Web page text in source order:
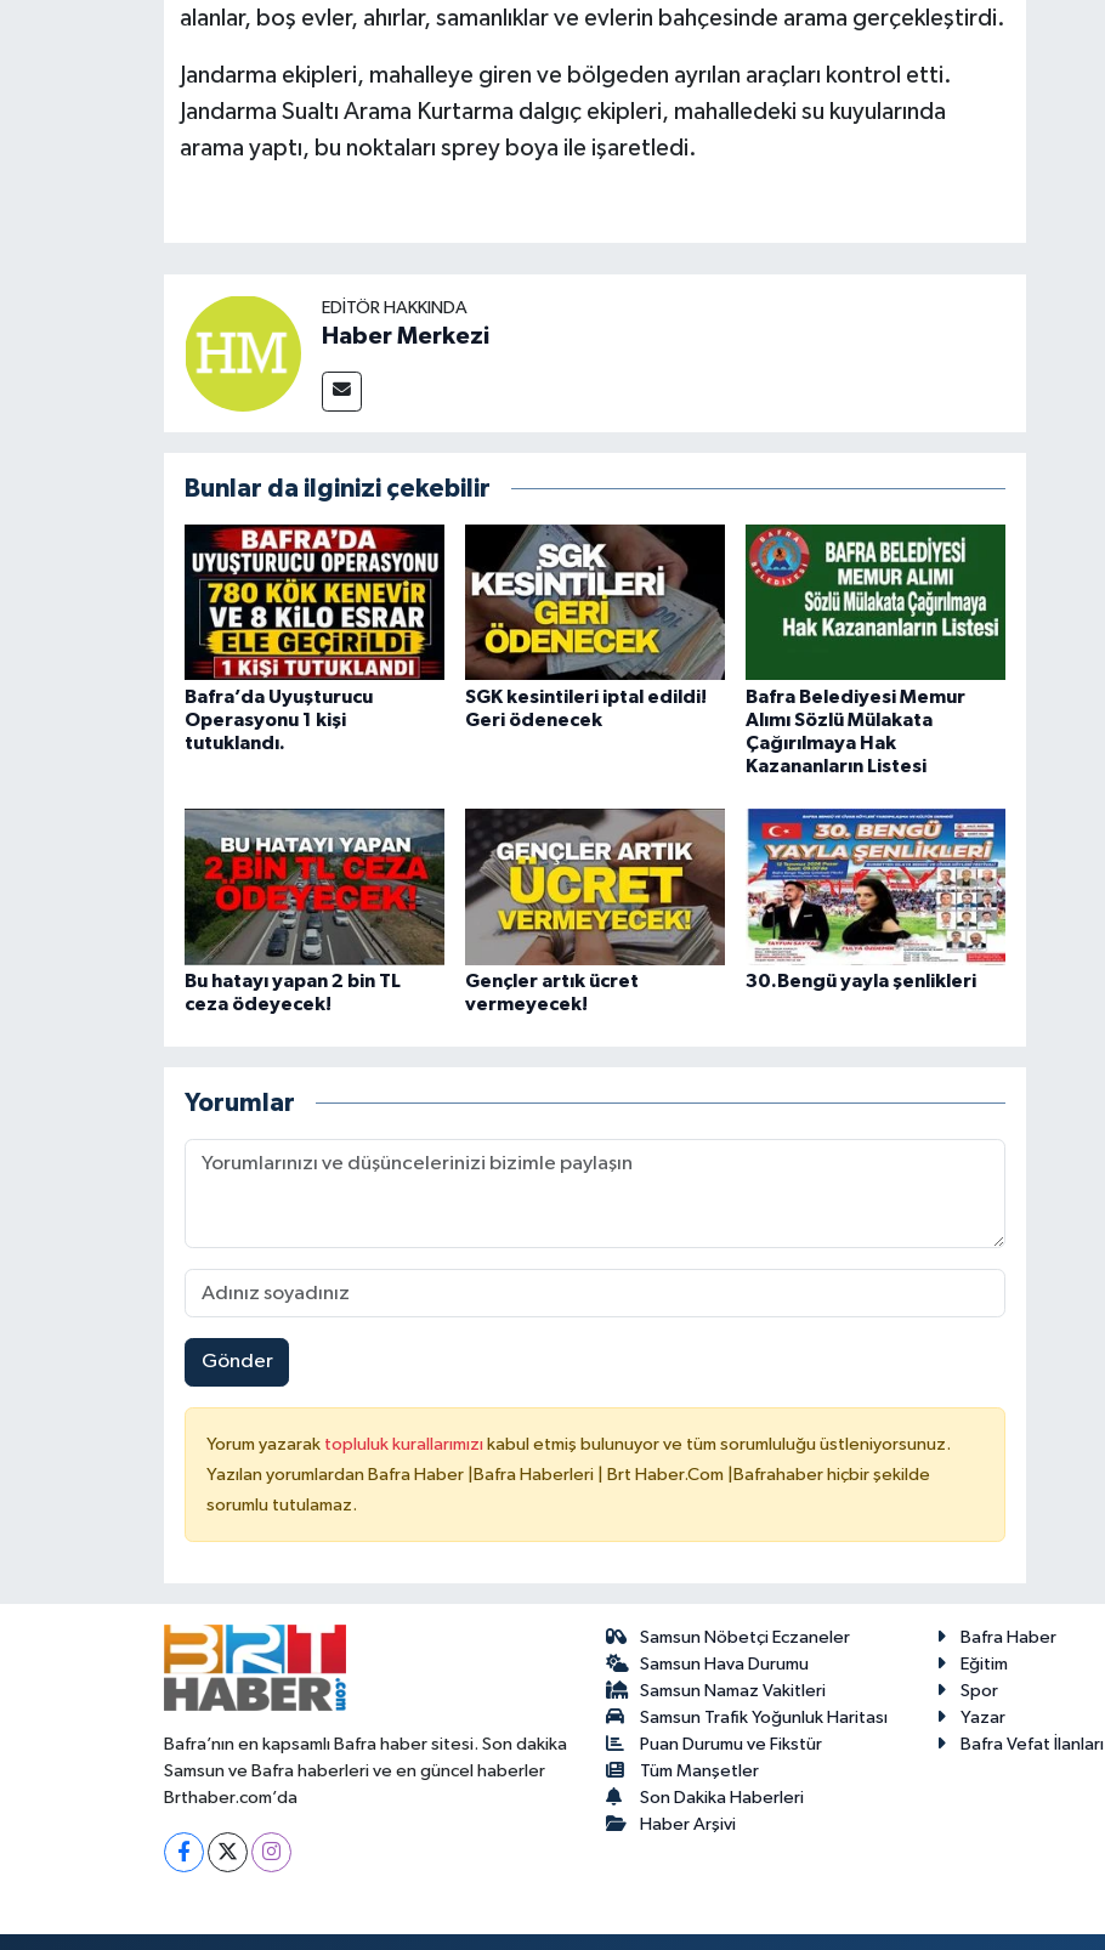
alanlar, boş evler, ahırlar, samanlıklar ve evlerin bahçesinde arama gerçekleştirdi.
Jandarma ekipleri, mahalleye giren ve bölgeden ayrılan araçları kontrol etti.
Jandarma Sualtı Arama Kurtarma dalgıç ekipleri, mahalledeki su kuyularında
arama yaptı, bu noktaları sprey boya ile işaretledi.
EDITÖR HAKKINDA
Haber Merkezi
Bunlar da ilginizi çekebilir
Bafra’da Uyuşturucu
Operasyonu 1 kişi
tutuklandı.
SGK kesintileri iptal edildi!
Geri ödenecek
Bafra Belediyesi Memur
Alımı Sözlü Mülakata
Çağırılmaya Hak
Kazananların Listesi
Bu hatayı yapan 2 bin TL
ceza ödeyecek!
Gençler artık ücret
vermeyecek!
30.Bengü yayla şenlikleri
Yorumlar
Gönder
Yorum yazarak topluluk kurallarımızı kabul etmiş bulunuyor ve tüm sorumluluğu üstleniyorsunuz.
Yazılan yorumlardan Bafra Haber |Bafra Haberleri | Brt Haber.Com |Bafrahaber hiçbir şekilde
sorumlu tutulamaz.
Bafra’nın en kapsamlı Bafra haber sitesi. Son dakika
Samsun ve Bafra haberleri ve en güncel haberler
Brthaber.com’da
Samsun Nöbetçi Eczaneler
Samsun Hava Durumu
Samsun Namaz Vakitleri
Samsun Trafik Yoğunluk Haritası
Puan Durumu ve Fikstür
Tüm Manşetler
Son Dakika Haberleri
Haber Arşivi
Bafra Haber
Eğitim
Spor
Yazar
Bafra Vefat İlanları